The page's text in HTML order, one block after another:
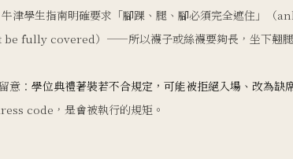
牛津學生指南明確要求「腳踝、腿、腳必須完全遮住」（
fully covered）——所以襪子或絲襪要夠長，坐下翹
意： 學位典禮著裝若不合規定，可能被拒絕入場、改為缺
code，是會被執行的規矩。